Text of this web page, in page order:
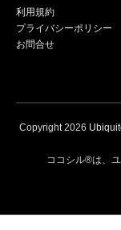
利用規約
プライバシーポリシー
お問合せ
Copyright2026
ココシル®は、